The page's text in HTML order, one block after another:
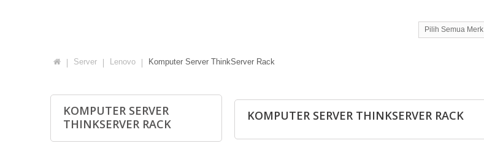
Pilih Semua Merk
Server Lenovo Komputer Server ThinkServer Rack
KOMPUTER SERVER
THINKSERVER RACK
KOMPUTER SERVER THINKSERVER RACK